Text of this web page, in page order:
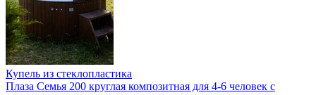
Купель из стеклопластика
Плаза Семья 200 круглая композитная для 4-6 человек с